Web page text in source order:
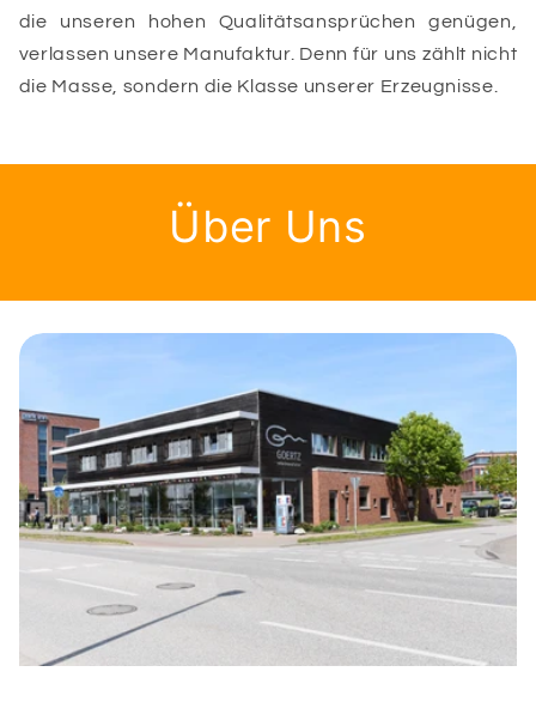
die unseren hohen Qualitätsansprüchen genügen,
verlassen unsere Manufaktur. Denn für uns zählt nicht
die Masse, sondern die Klasse unserer Erzeugnisse.
Über Uns